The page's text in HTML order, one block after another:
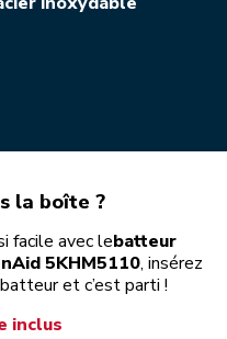
la boîte ?
facile avec lebatteur
5KHM5110, insérez
et c’est parti !
inclus